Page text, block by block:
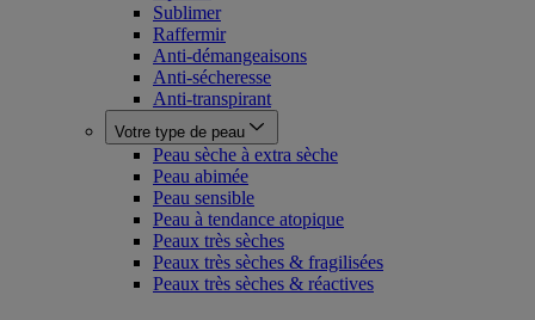
Sublimer
Raffermir
Anti-démangeaisons
Anti-sécheresse
Anti-transpirant
Votre type de peau
Peau sèche à extra sèche
Peau abimée
Peau sensible
Peau à tendance atopique
Peaux très sèches
Peaux très sèches & fragilisées
Peaux très sèches & réactives